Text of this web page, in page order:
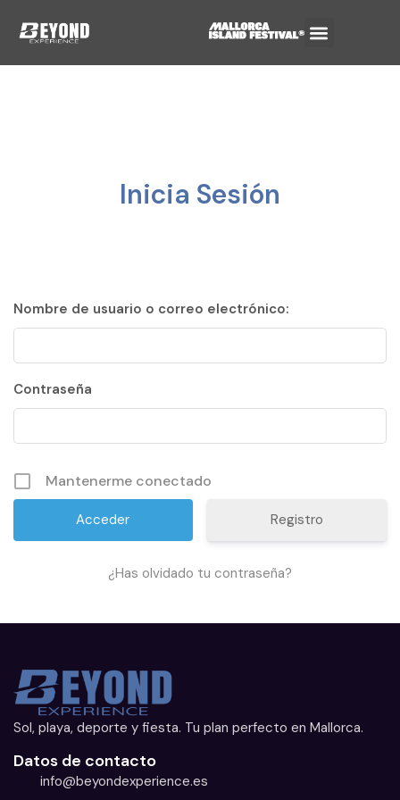
Inicia Sesión
Nombre de usuario o correo electrónico:
Contraseña
Mantenerme conectado
Registro
¿Has olvidado tu contraseña?
Sol, playa, deporte y fiesta. Tu plan perfecto en Mallorca.
Datos de contacto
info@beyondexperience.es